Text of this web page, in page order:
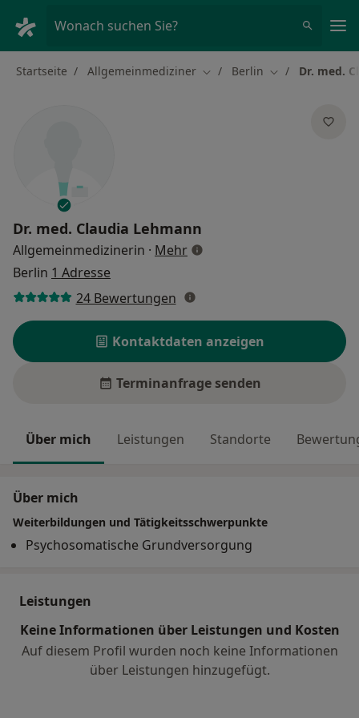
Wonach suchen Sie?
Startseite Allgemeinmediziner Stadt ändern
Berlin Stadt ändern
Dr. med.
Dr. med. Claudia Lehmann
Allgemeinmedizinerin · Mehrüber Spezialisierungen
Berlin 1 Adresse
24 Bewertungen
Kontaktdaten anzeigen
Terminanfrage senden
Über mich Leistungen Standorte
Über mich
Weiterbildungen und Tätigkeitsschwerpunkte
Psychosomatische Grundversorgung
Leistungen
Keine Informationen über Leistungen und Kosten
Auf diesem Profil wurden noch keine Informationen
über Leistungen hinzugefügt.